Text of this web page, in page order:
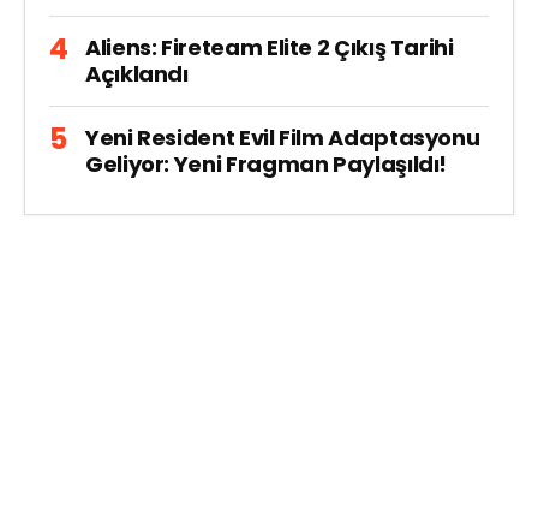
Aliens: Fireteam Elite 2 Çıkış Tarihi
Açıklandı
Yeni Resident Evil Film Adaptasyonu
Geliyor: Yeni Fragman Paylaşıldı!